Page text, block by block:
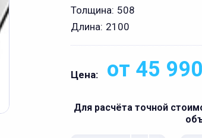
Толщина: 508
Длина: 2100
Цена: от 45
Для расчёта точной